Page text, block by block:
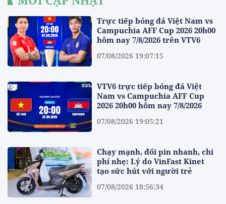
Trực tiếp bóng đá Việt Nam vs
Campuchia AFF Cup 2026 20h00
hôm nay 7/8/2026 trên VTV6
07/08/2026 19:07:15
VTV6 trực tiếp bóng đá Việt
Nam vs Campuchia AFF Cup
2026 20h00 hôm nay 7/8/2026
07/08/2026 19:05:21
Chạy mạnh, đổi pin nhanh, chi
phí nhẹ: Lý do VinFast Kinet
tạo sức hút với người trẻ
07/08/2026 18:56:34